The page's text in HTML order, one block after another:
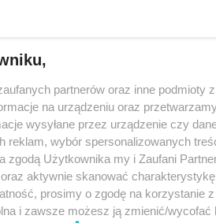
Blend)
/szusty Remix/
partnerów oraz inne podmioty
na urządzeniu oraz
wysyłane przez urządzenie czy
reklam, wybór spersonalizowanych
zgodą Użytkownika my i Zaufani
aktywnie skanować
prosimy o zgodę na korzystanie
i zawsze możesz ją zmienić/